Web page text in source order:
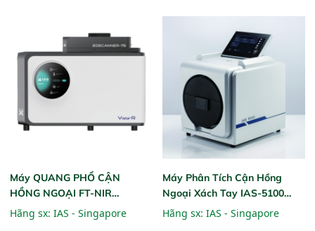
thức ăn chăn nuôi, nguyên liệu
thực phẩm, nông sản,..
năng theo dõi thông số theo thời
gian thực và trực quan hóa dữ
liệu để tăng chỉ số ROI cho doanh
Máy QUANG PHỔ CẬN
HỒNG NGOẠI FT-NIR
Analyzer Vista-R
Hãng sx: IAS - Singapore
Máy Phân Tích Cận Hồng
Ngoại Xách Tay IAS-5100
(Portable NIR Analyzer)
Hãng sx: IAS - Singapore